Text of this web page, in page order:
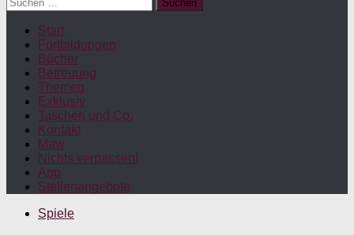
nach:
Start
Fortbildungen
Bücher
Betreuung
Themen
Exklusiv
Taschen und Co.
Kontakt
Maw
Nichts verpassen!
App
Stellenangebote
Spiele